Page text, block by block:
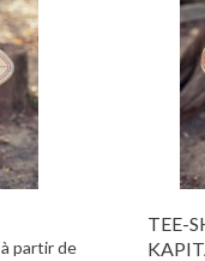
à partir de
TEE-